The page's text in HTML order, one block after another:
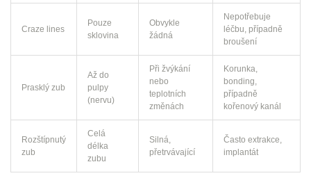
Craze lines
Pouze
sklovina
Obvykle
žádná
Nepotřebuje
léčbu, případně
broušení
Prasklý zub
Až do
pulpy
(nervu)
Při žvýkání
nebo
teplotních
změnách
Korunka,
bonding,
případně
kořenový kanál
Rozštípnutý
zub
Celá
délka
zubu
Silná,
přetrvávající
Často extrakce,
implantát